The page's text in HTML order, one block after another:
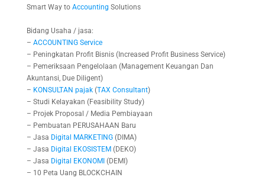
Smart Way to Accounting Solutions
Bidang Usaha / jasa:
– ACCOUNTING Service
– Peningkatan Profit Bisnis (Increased Profit Business Service)
– Pemeriksaan Pengelolaan (Management Keuangan Dan
Akuntansi, Due Diligent)
– KONSULTAN pajak(TAX Consultant)
– Studi Kelayakan (Feasibility Study)
– Projek Proposal / Media Pembiayaan
– Pembuatan PERUSAHAAN Baru
– Jasa Digital MARKETING(DIMA)
– Jasa Digital EKOSISTEM(DEKO)
– Jasa Digital EKONOMI(DEMI)
– 10 Peta Uang BLOCKCHAIN